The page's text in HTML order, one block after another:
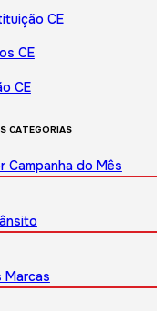
CE
CE
CE
CATEGORIAS
Campanha do Mês
Marcas